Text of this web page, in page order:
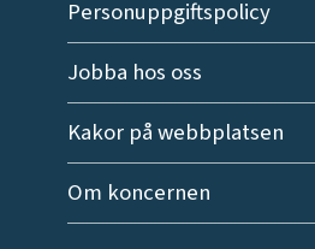
Personuppgiftspolicy
Jobba hos oss
Kakor på webbplatsen
Om koncernen